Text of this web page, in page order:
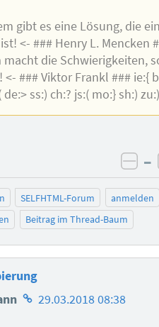
gibt es eine Lösung, die
<- ### Henry L. Mencken
die Schwierigkeiten,
### Viktor Frankl ### ie:{
ss:) ch:? js:( mo:} sh:) zu:)
–
SELFHTML-Forum
anmelden
Beitrag im Thread-Baum
Homepage
29.03.2018 08:38